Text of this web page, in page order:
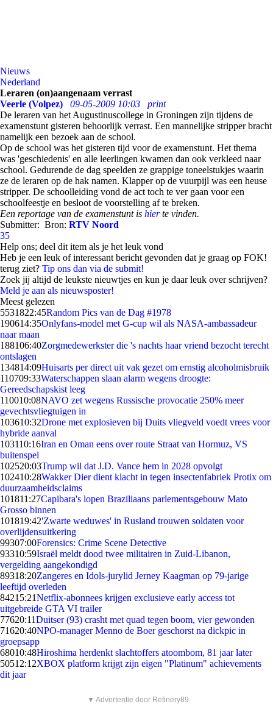
Nieuws
Nederland
Leraren (on)aangenaam verrast
Veerle (Volpez)
09-05-2009 10:03
print
De leraren van het Augustinuscollege in Groningen zijn tijdens de
examenstunt gisteren behoorlijk verrast. Een mannelijke stripper bracht
namelijk een bezoek aan de school.
Op de school was het gisteren tijd voor de examenstunt. Het thema
was 'geschiedenis' en alle leerlingen kwamen dan ook verkleed naar
school. Gedurende de dag speelden ze grappige toneelstukjes waarin
ze de leraren op de hak namen. Klapper op de vuurpijl was een heuse
stripper. De schoolleiding vond de act toch te ver gaan voor een
schoolfeestje en besloot de voorstelling af te breken.
Een reportage van de examenstunt is hierte vinden.
Submitter: Bron: RTV Noord
35
Help ons; deel dit item als je het leuk vond
Heb je een leuk of interessant bericht gevonden dat je graag op FOK!
terug ziet? Tip ons dan via de submit!
Zoek jij altijd de leukste nieuwtjes en kun je daar leuk over schrijven?
Meld je aan als nieuwsposter!
Meest gelezen
5531822:45Random Pics van de Dag #1978
190614:35Onlyfans-model met G-cup wil als NASA-ambassadeur
naar maan
188106:40Zorgmedewerkster die 's nachts haar vriend bezocht terecht
ontslagen
134814:09Huisarts per direct uit vak gezet om ernstig alcoholmisbruik
110709:33Waterschappen slaan alarm wegens droogte:
Gereedschapskist leeg
110010:08NAVO zet wegens Russische provocatie 250% meer
gevechtsvliegtuigen in
103610:32Drone met explosieven bij Duits vliegveld voedt vrees voor
hybride aanval
103110:16Iran en Oman eens over route Straat van Hormuz, VS
buitenspel
102520:03Trump wil dat J.D. Vance hem in 2028 opvolgt
102410:28Wakker Dier dient klacht in tegen insectenfabriek Protix om
duurzaamheidsclaims
101811:27Capibara's lopen Braziliaans parlementsgebouw Mato
Grosso binnen
101819:42'Zwarte weduwes' in Rusland trouwen soldaten voor
overlijdensuitkering
99307:00Forensics: Crime Scene Detective
93310:59Israël meldt dood twee militairen in Zuid-Libanon,
vergelding aangekondigd
89318:20Zangeres en Idols-jurylid Jerney Kaagman op 79-jarige
leeftijd overleden
84215:21Netflix-abonnees krijgen exclusieve early access tot
uitgebreide GTA VI trailer
77620:11Duitser (93) crasht met quad tegen boom, vier gewonden
71620:40NPO-manager Menno de Boer geschorst na dickpic in
groepsapp
68010:48Hiroshima herdenkt slachtoffers atoombom, 81 jaar later
50512:12XBOX platform krijgt zijn eigen "Platinum" achievements
dit jaar
▼ Advertentie door Refinery89